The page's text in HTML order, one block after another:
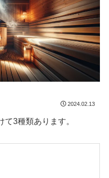
2024.02.13
3種類あります。